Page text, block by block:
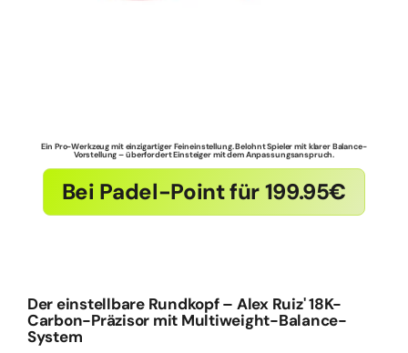
Ein Pro-Werkzeug mit einzigartiger Feineinstellung. Belohnt Spieler mit klarer Balance-
Vorstellung – überfordert Einsteiger mit dem Anpassungsanspruch.
Bei Padel-Point für 199.95€
Der einstellbare Rundkopf – Alex Ruiz' 18K-
Carbon-Präzisor mit Multiweight-Balance-
System